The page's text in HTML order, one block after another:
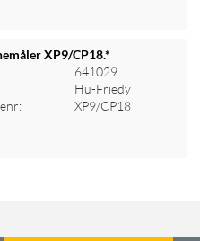
Log ind for at se priser
XP9/CP18.*
641029
Hu-Friedy
XP9/CP18